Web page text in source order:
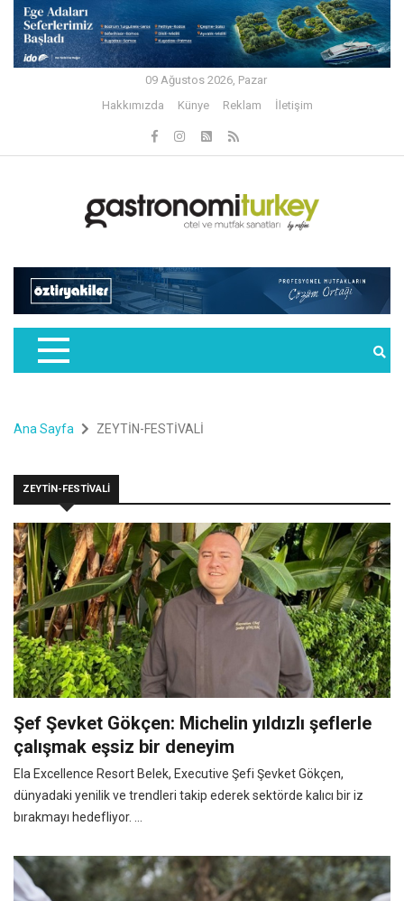
09 Ağustos 2026, Pazar
Hakkımızda
Künye Reklam İletişim
Ana Sayfa ZEYTİN-FESTİVALİ
ZEYTİN-FESTİVALİ
Şef Şevket Gökçen: Michelin yıldızlı şeflerle
çalışmak eşsiz bir deneyim
Ela Excellence Resort Belek, Executive Şefi Şevket Gökçen,
dünyadaki yenilik ve trendleri takip ederek sektörde kalıcı bir iz
bırakmayı hedefliyor. ...